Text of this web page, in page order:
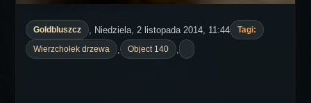
Goldbluszcz , Niedziela, 2 listopada 2014, 11:44
Tagi:
Wierzchołek drzewa
Object 140